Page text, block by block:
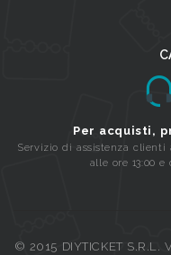
Per acquisti,
Servizio di assistenza
alle ore 13:00 e
© 2015 DIYTICKET S.R.L.